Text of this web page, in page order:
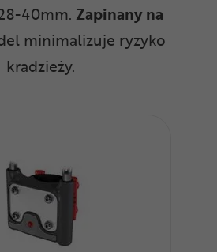
40mm. Zapinany na
minimalizuje ryzyko
kradzieży.